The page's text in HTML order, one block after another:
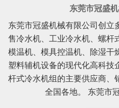
东莞市冠盛
东莞市冠盛机械有限公司创立
售冷水机、工业冷水机、螺杆
模温机、模具控温机、除湿干
塑料辅机设备的现代化高科技
杆式冷水机组的主要供应商、
全国各地。 东莞市